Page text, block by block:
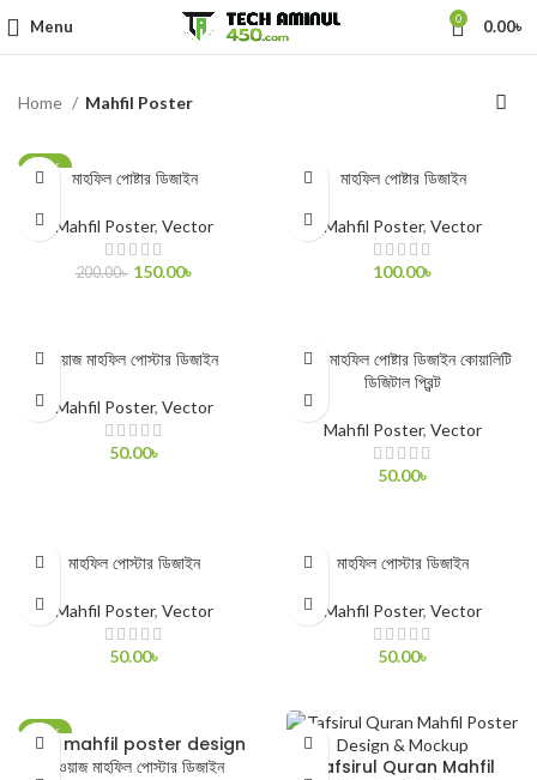
Menu 0 0.00৳
Home Mahfil Poster
-25% মাহফিল পোষ্টার ডিজাইন
Mahfil Poster, Vector
200.00৳ 150.00৳
মাহফিল পোষ্টার ডিজাইন
Mahfil Poster, Vector
100.00৳
ওয়াজ মাহফিল পোস্টার ডিজাইন
Mahfil Poster, Vector
50.00৳
ওয়াজ মাহফিল পোষ্টার ডিজাইন কোয়ালিটি
ডিজিটাল প্রিন্ট
Mahfil Poster, Vector
50.00৳
মাহফিল পোস্টার ডিজাইন
Mahfil Poster, Vector
50.00৳
মাহফিল পোস্টার ডিজাইন
Mahfil Poster, Vector
50.00৳
-50%
waz mahfil poster design
/ ওয়াজ মাহফিল পোস্টার ডিজাইন
Tafsirul Quran Mahfil